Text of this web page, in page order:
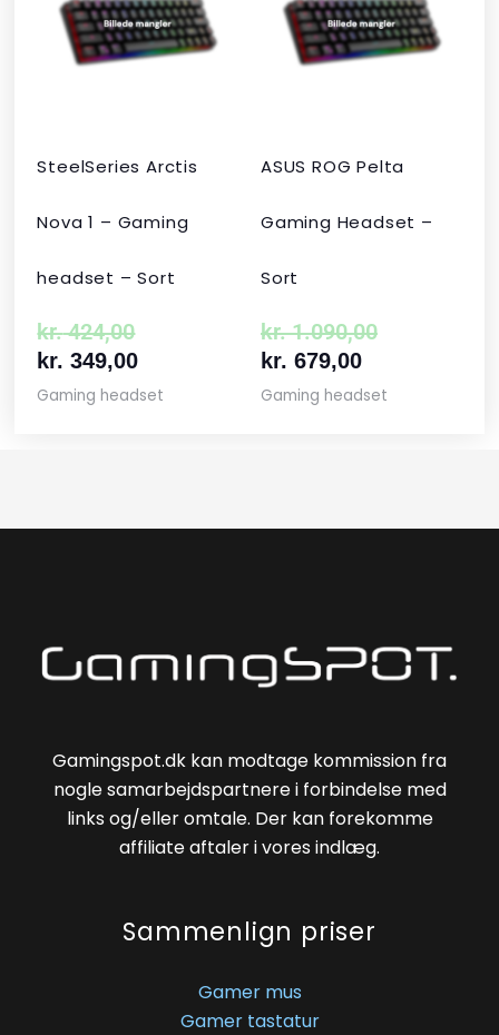
SteelSeries Arctis
Nova 1 – Gaming
headset – Sort
kr.424,00
var:
kr. 424,00.
kr. 349,00
er:
kr. 349,00.
Gaming headset
ASUS ROG Pelta
Gaming Headset –
Sort
kr.1.090,00
var:
kr.
kr. 679,00
er:
kr. 679,00.
Gaming headset
Gamingspot.dk kan modtage kommission fra
nogle samarbejdspartnere i forbindelse med
links og/eller omtale. Der kan forekomme
affiliate aftaler i vores indlæg.
Sammenlign priser
Gamer mus
Gamer tastatur